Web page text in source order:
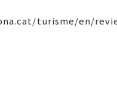
turisme/en/